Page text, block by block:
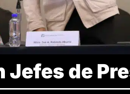
Jefes de